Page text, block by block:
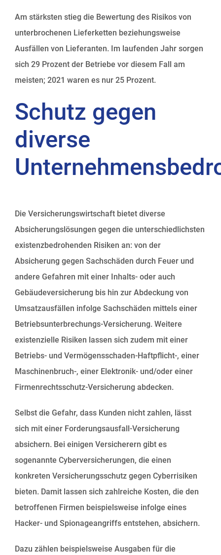
Am stärksten stieg die Bewertung des Risikos von
unterbrochenen Lieferketten beziehungsweise
Ausfällen von Lieferanten. Im laufenden Jahr sorgen
sich 29 Prozent der Betriebe vor diesem Fall am
meisten; 2021 waren es nur 25 Prozent.
Schutz gegen
diverse
Die Versicherungswirtschaft bietet diverse
Absicherungslösungen gegen die unterschiedlichsten
existenzbedrohenden Risiken an: von der
Absicherung gegen Sachschäden durch Feuer und
andere Gefahren mit einer Inhalts- oder auch
Gebäudeversicherung bis hin zur Abdeckung von
Umsatzausfällen infolge Sachschäden mittels einer
Betriebsunterbrechungs-Versicherung. Weitere
existenzielle Risiken lassen sich zudem mit einer
Betriebs- und Vermögensschaden-Haftpflicht-, einer
Maschinenbruch-, einer Elektronik- und/oder einer
Firmenrechtsschutz-Versicherung abdecken.
Selbst die Gefahr, dass Kunden nicht zahlen, lässt
sich mit einer Forderungsausfall-Versicherung
absichern. Bei einigen Versicherern gibt es
sogenannte Cyberversicherungen, die einen
konkreten Versicherungsschutz gegen Cyberrisiken
bieten. Damit lassen sich zahlreiche Kosten, die den
betroffenen Firmen beispielsweise infolge eines
Hacker- und Spionageangriffs entstehen, absichern.
Dazu zählen beispielsweise Ausgaben für die